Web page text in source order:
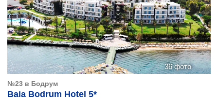
36 фото
№23 в Бодрум
Baia Bodrum Hotel 5*